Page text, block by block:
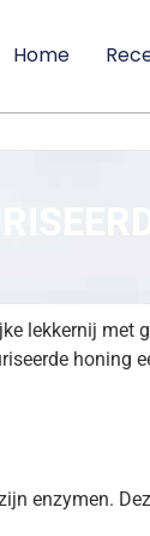
Home
lekkernij met
honing
enzymen.